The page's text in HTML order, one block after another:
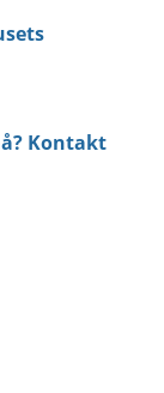
Kontakt